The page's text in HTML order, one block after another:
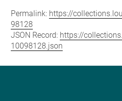
Permalink: https://
98128
JSON Record: https://
10098128.json